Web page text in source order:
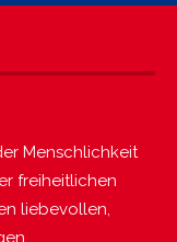
Menschlichkeit
freiheitlichen
liebevollen,